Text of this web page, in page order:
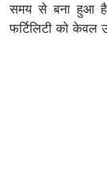
समय से बना हुआ है
फर्टिलिटी को केवल